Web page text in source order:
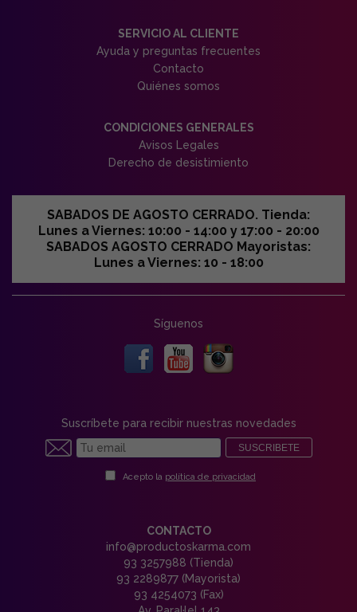
SERVICIO AL CLIENTE
Ayuda y preguntas frecuentes
Contacto
Quiénes somos
CONDICIONES GENERALES
Avisos Legales
Derecho de desistimiento
SABADOS DE AGOSTO CERRADO. Tienda:
Lunes a Viernes: 10:00 - 14:00 y 17:00 - 20:00
SABADOS AGOSTO CERRADO Mayoristas:
Lunes a Viernes: 10 - 18:00
Síguenos
Suscríbete para recibir nuestras novedades
SUSCRIBETE
Acepto la política de privacidad
CONTACTO
info@productoskarma.com
93 3257988 (Tienda)
93 2289877 (Mayorista)
93 4254073 (Fax)